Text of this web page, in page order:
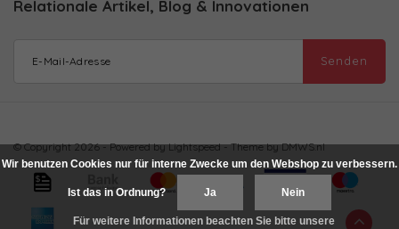
Relationale Artikel, Blog & Innovationen
Senden
© Copyright 2026 - Powered byLightspeed- Theme byDMWS.nl
Wir benutzen Cookies nur für interne Zwecke um den Webshop zu verbessern.
Ist das in Ordnung? Ja Nein
Für weitere Informationen beachten Sie bitte unsere